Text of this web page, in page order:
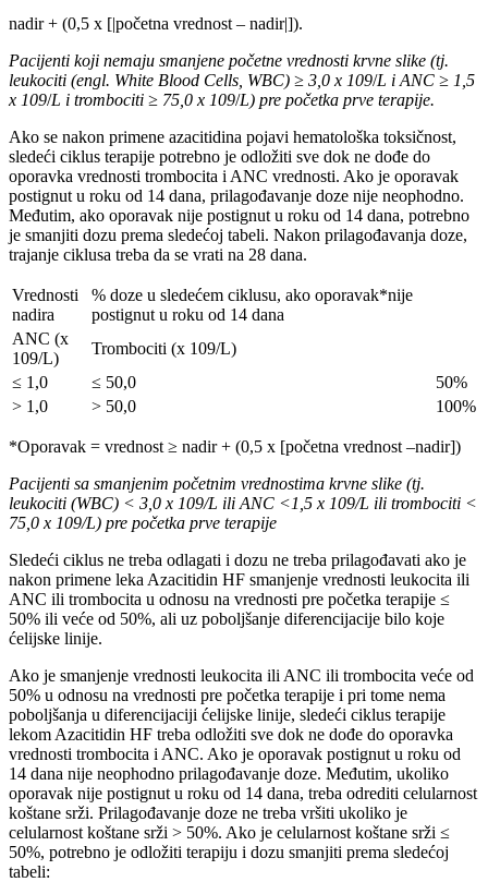
nadir + (0,5 x [|početna vrednost – nadir|]).
Pacijenti koji nemaju smanjene početne vrednosti krvne slike (tj.
leukociti (engl. White Blood Cells, WBC) ≥ 3,0 x 109/L i ANC ≥ 1,5
x 109/L i trombociti ≥ 75,0 x 109/L) pre početka prve terapije.
Ako se nakon primene azacitidina pojavi hematološka toksičnost,
sledeći ciklus terapije potrebno je odložiti sve dok ne dođe do
oporavka vrednosti trombocita i ANC vrednosti. Ako je oporavak
postignut u roku od 14 dana, prilagođavanje doze nije neophodno.
Međutim, ako oporavak nije postignut u roku od 14 dana, potrebno
je smanjiti dozu prema sledećoj tabeli. Nakon prilagođavanja doze,
trajanje ciklusa treba da se vrati na 28 dana.
Vrednosti
nadira
% doze u sledećem ciklusu, ako oporavak*nije
postignut u roku od 14 dana
ANC (x
109/L)
Trombociti (x 109/L)
≤ 1,0
≤ 50,0
50%
> 1,0
> 50,0 100%
*Oporavak = vrednost ≥ nadir + (0,5 x [početna vrednost –nadir])
Pacijenti sa smanjenim početnim vrednostima krvne slike (tj.
leukociti (WBC) < 3,0 x 109/L ili ANC <1,5 x 109/L ili trombociti <
75,0 x 109/L) pre početka prve terapije
Sledeći ciklus ne treba odlagati i dozu ne treba prilagođavati ako je
nakon primene leka Azacitidin HF smanjenje vrednosti leukocita ili
ANC ili trombocita u odnosu na vrednosti pre početka terapije ≤
50% ili veće od 50%, ali uz poboljšanje diferencijacije bilo koje
ćelijske linije.
Ako je smanjenje vrednosti leukocita ili ANC ili trombocita veće od
50% u odnosu na vrednosti pre početka terapije i pri tome nema
poboljšanja u diferencijaciji ćelijske linije, sledeći ciklus terapije
lekom Azacitidin HF treba odložiti sve dok ne dođe do oporavka
vrednosti trombocita i ANC. Ako je oporavak postignut u roku od
14 dana nije neophodno prilagođavanje doze. Međutim, ukoliko
oporavak nije postignut u roku od 14 dana, treba odrediti celularnost
koštane srži. Prilagođavanje doze ne treba vršiti ukoliko je
celularnost koštane srži > 50%. Ako je celularnost koštane srži ≤
50%, potrebno je odložiti terapiju i dozu smanjiti prema sledećoj
tabeli: